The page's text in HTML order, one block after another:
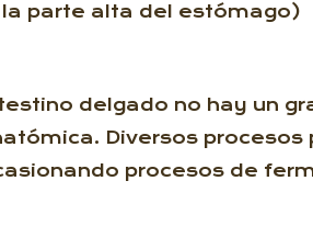
parte alta del estómago)
delgado no hay un
Diversos
procesos de